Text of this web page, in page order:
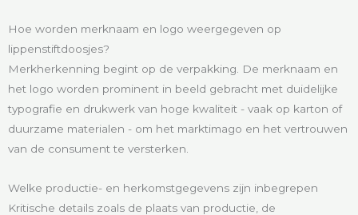
Hoe worden merknaam en logo weergegeven op
lippenstiftdoosjes?
Merkherkenning begint op de verpakking. De merknaam en
het logo worden prominent in beeld gebracht met duidelijke
typografie en drukwerk van hoge kwaliteit - vaak op karton of
duurzame materialen - om het marktimago en het vertrouwen
van de consument te versterken.
Welke productie- en herkomstgegevens zijn inbegrepen
Kritische details zoals de plaats van productie, de